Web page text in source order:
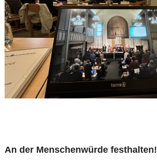
An der Menschenwürde festhalten!